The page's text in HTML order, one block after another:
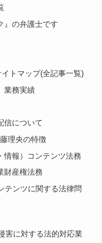
』の弁護士です
イトマップ(全記事一覧)
業務実績
信について
理央の特徴
情報）コンテンツ法務
財産権法務
テンツに関する法律問
害に対する法的対応業